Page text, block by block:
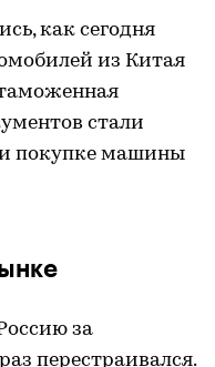
как сегодня
из Китая
стали
покупке машины
за
перестраивался.